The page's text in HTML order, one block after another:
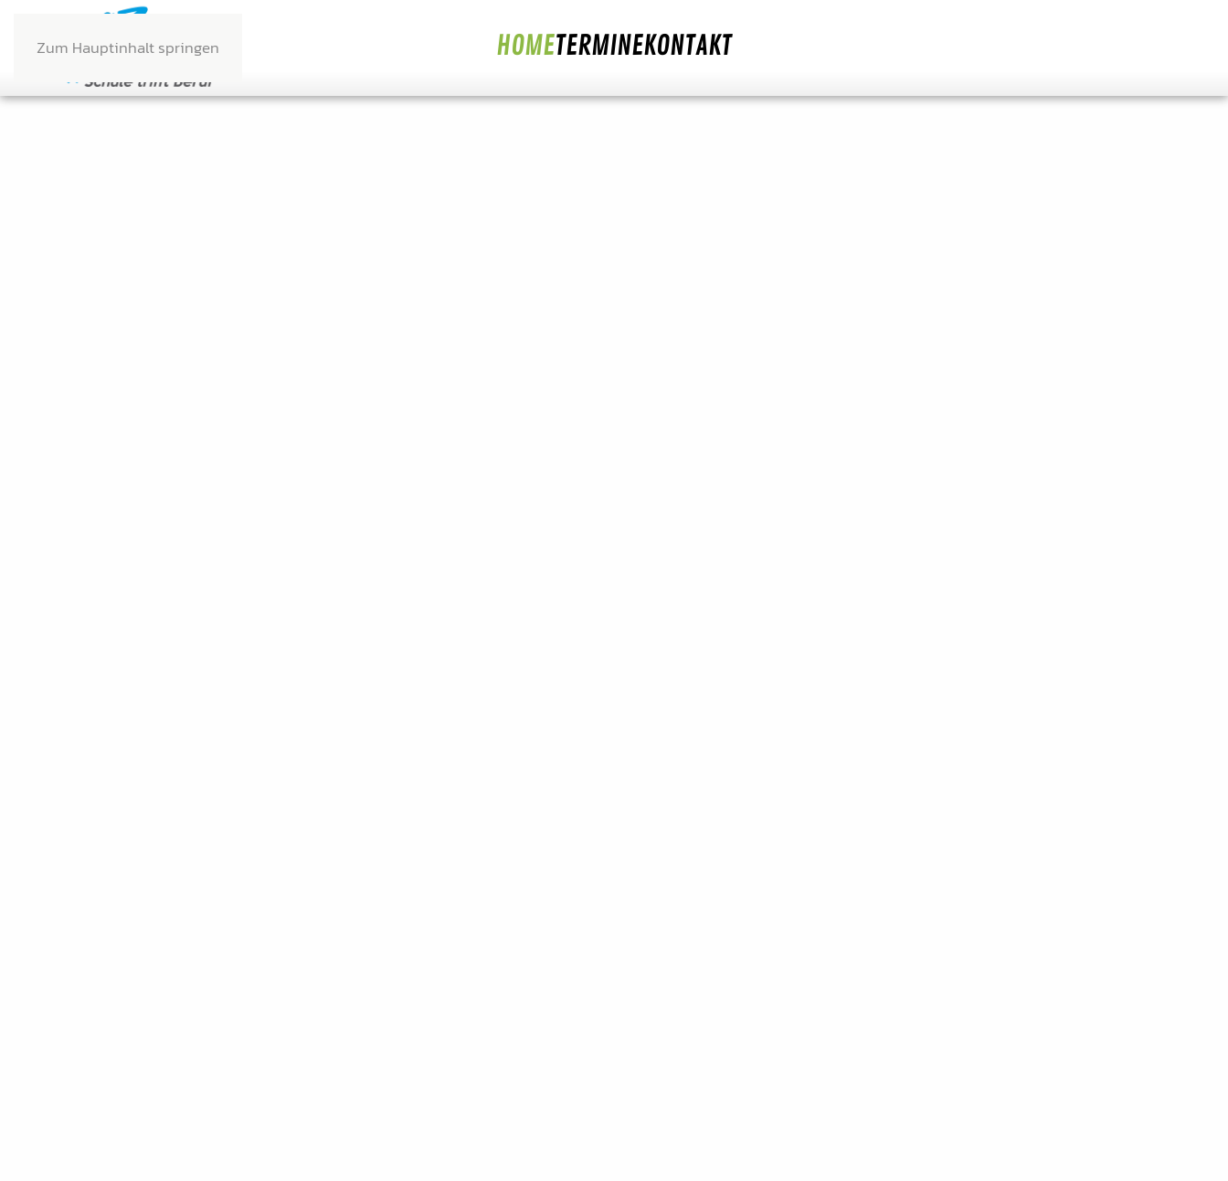
Zum Hauptinhalt springen HOMETERMINEKONTAKT